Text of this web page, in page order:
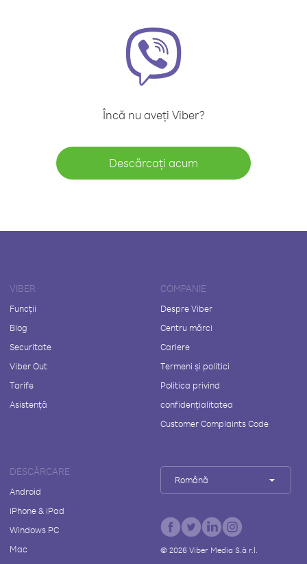
Încă nu aveți Viber?
Descărcați acum
VIBER
Funcții
Blog
Securitate
Viber Out
Tarife
Asistență
COMPANIE
Despre Viber
Centru mărci
Cariere
Termeni și politici
Politica privind
confidențialitatea
Customer Complaints Code
DESCĂRCARE
Android
iPhone & iPad
Windows PC
Mac
Română
© 2026Viber Media S.à r.l.